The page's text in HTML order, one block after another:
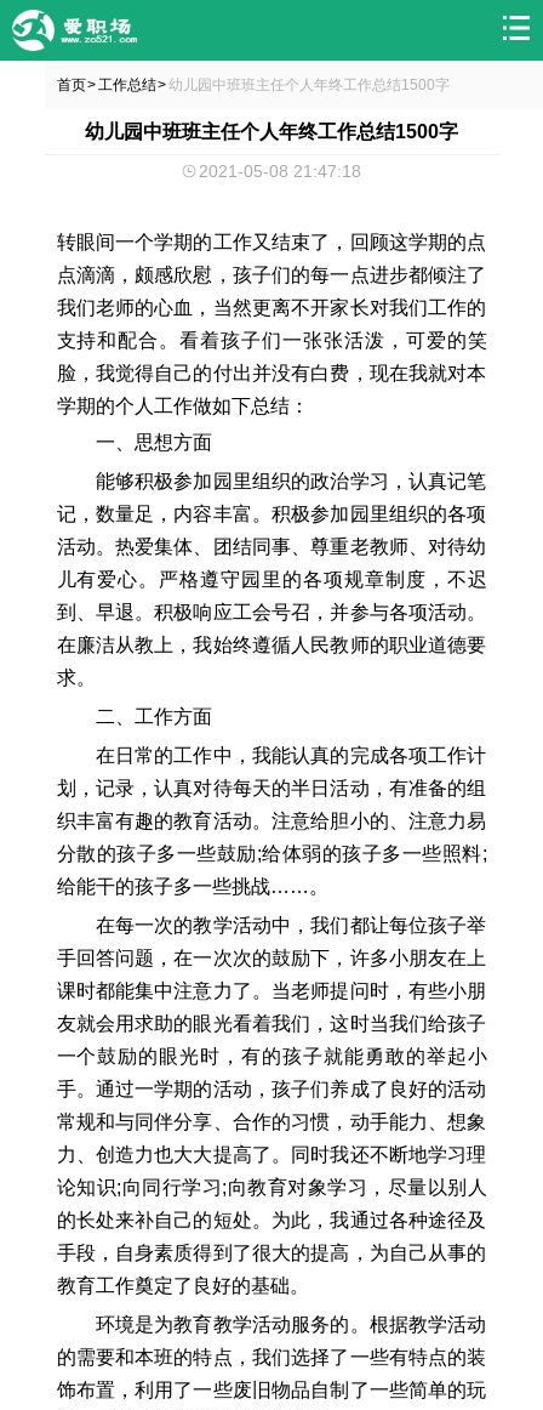
首页> 工作总结>幼儿园中班班主任个人年终工作总结1500字
幼儿园中班班主任个人年终工作总结1500字
2021-05-08 21:47:18
转眼间一个学期的工作又结束了，回顾这学期的点
点滴滴，颇感欣慰，孩子们的每一点进步都倾注了
我们老师的心血，当然更离不开家长对我们工作的
支持和配合。看着孩子们一张张活泼，可爱的笑
脸，我觉得自己的付出并没有白费，现在我就对本
学期的个人工作做如下总结：
一、思想方面
能够积极参加园里组织的政治学习，认真记笔
记，数量足，内容丰富。积极参加园里组织的各项
活动。热爱集体、团结同事、尊重老教师、对待幼
儿有爱心。严格遵守园里的各项规章制度，不迟
到、早退。积极响应工会号召，并参与各项活动。
在廉洁从教上，我始终遵循人民教师的职业道德要
求。
二、工作方面
在日常的工作中，我能认真的完成各项工作计
划，记录，认真对待每天的半日活动，有准备的组
织丰富有趣的教育活动。注意给胆小的、注意力易
分散的孩子多一些鼓励;给体弱的孩子多一些照料;
给能干的孩子多一些挑战……。
在每一次的教学活动中，我们都让每位孩子举
手回答问题，在一次次的鼓励下，许多小朋友在上
课时都能集中注意力了。当老师提问时，有些小朋
友就会用求助的眼光看着我们，这时当我们给孩子
一个鼓励的眼光时，有的孩子就能勇敢的举起小
手。通过一学期的活动，孩子们养成了良好的活动
常规和与同伴分享、合作的习惯，动手能力、想象
力、创造力也大大提高了。同时我还不断地学习理
论知识;向同行学习;向教育对象学习，尽量以别人
的长处来补自己的短处。为此，我通过各种途径及
手段，自身素质得到了很大的提高，为自己从事的
教育工作奠定了良好的基础。
环境是为教育教学活动服务的。根据教学活动
的需要和本班的特点，我们选择了一些有特点的装
饰布置，利用了一些废旧物品自制了一些简单的玩